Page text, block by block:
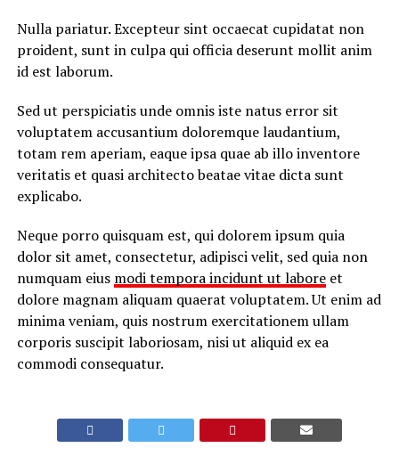
Nulla pariatur. Excepteur sint occaecat cupidatat non
proident, sunt in culpa qui officia deserunt mollit anim
id est laborum.
Sed ut perspiciatis unde omnis iste natus error sit
voluptatem accusantium doloremque laudantium,
totam rem aperiam, eaque ipsa quae ab illo inventore
veritatis et quasi architecto beatae vitae dicta sunt
explicabo.
Neque porro quisquam est, qui dolorem ipsum quia
dolor sit amet, consectetur, adipisci velit, sed quia non
numquam eius modi tempora incidunt ut laboreet
dolore magnam aliquam quaerat voluptatem. Ut enim ad
minima veniam, quis nostrum exercitationem ullam
corporis suscipit laboriosam, nisi ut aliquid ex ea
commodi consequatur.